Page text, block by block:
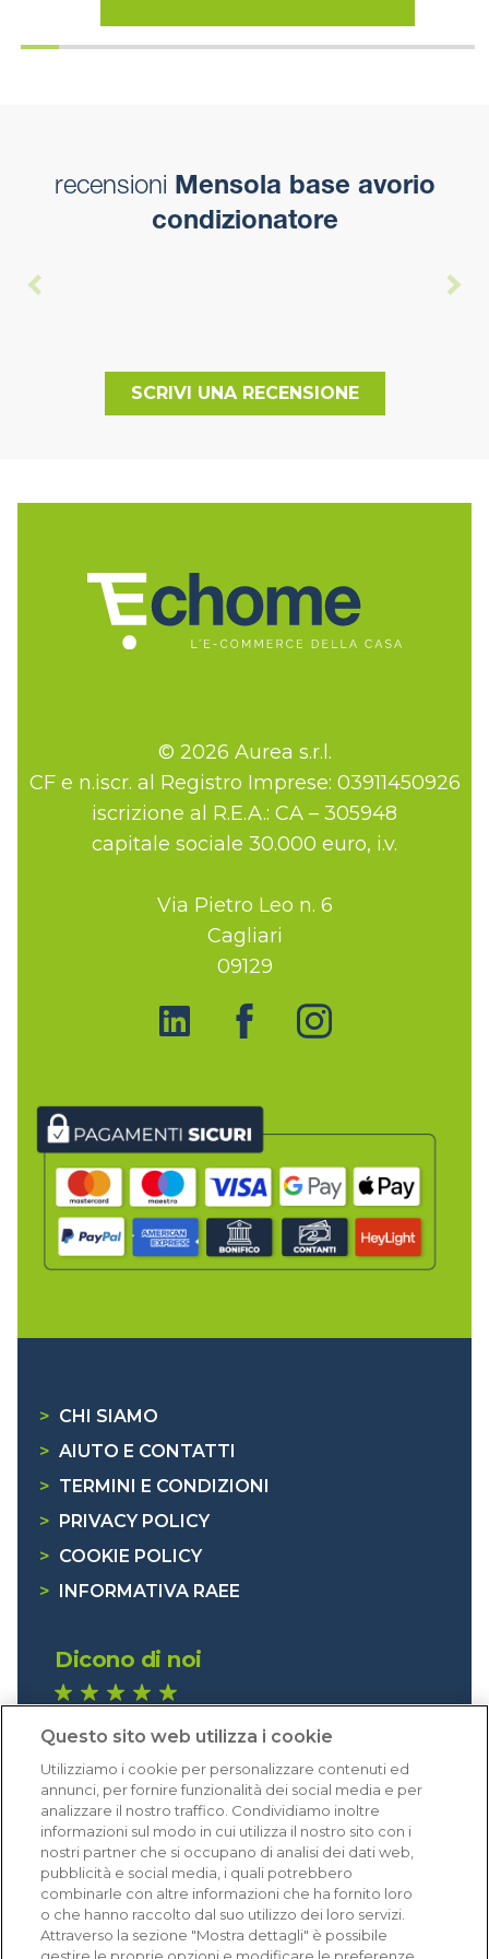
recensioni Mensola base avorio
condizionatore
SCRIVI UNA RECENSIONE
© 2026 Aurea s.r.l.
CF e n.iscr. al Registro Imprese: 03911450926
iscrizione al R.E.A.: CA – 305948
capitale sociale 30.000 euro, i.v.
Via Pietro Leo n. 6
Cagliari
09129
> CHI SIAMO
> AIUTO E CONTATTI
> TERMINI E CONDIZIONI
>
PRIVACY POLICY
> COOKIE POLICY
>
INFORMATIVA RAEE
Dicono di noi
Eccellente (4,8)
Acquisti verificati
Questo sito web utilizza i cookie
Utilizziamo i cookie per personalizzare contenuti ed
annunci, per fornire funzionalità dei social media e per
analizzare il nostro traffico. Condividiamo inoltre
informazioni sul modo in cui utilizza il nostro sito con i
nostri partner che si occupano di analisi dei dati web,
pubblicità e social media, i quali potrebbero
combinarle con altre informazioni che ha fornito loro
o che hanno raccolto dal suo utilizzo dei loro servizi.
Attraverso la sezione "Mostra dettagli" è possibile